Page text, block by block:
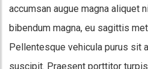
accumsan augue magna aliquet
bibendum magna, eu sagittis
Pellentesque vehicula purus sit
suscipit. Praesent porttitor